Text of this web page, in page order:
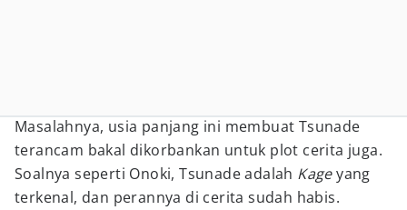
Masalahnya, usia panjang ini membuat Tsunade
terancam bakal dikorbankan untuk plot cerita juga.
Soalnya seperti Onoki, Tsunade adalah Kageyang
terkenal, dan perannya di cerita sudah habis.